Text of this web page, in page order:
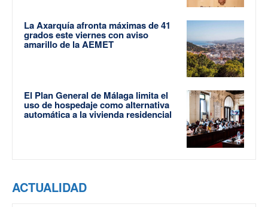
La Axarquía afronta máximas de 41
grados este viernes con aviso
amarillo de la AEMET
El Plan General de Málaga limita el
uso de hospedaje como alternativa
automática a la vivienda residencial
ACTUALIDAD